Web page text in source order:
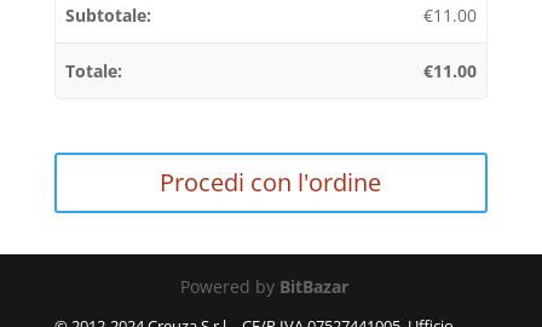
€11.00
€11.00
Procedi con l'ordine
Powered by BitBazar